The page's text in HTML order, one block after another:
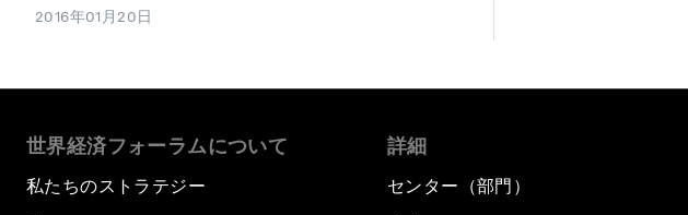
2016年01月20日
世界経済フォーラムについて
私たちのストラテジー
詳細
センター（部門）